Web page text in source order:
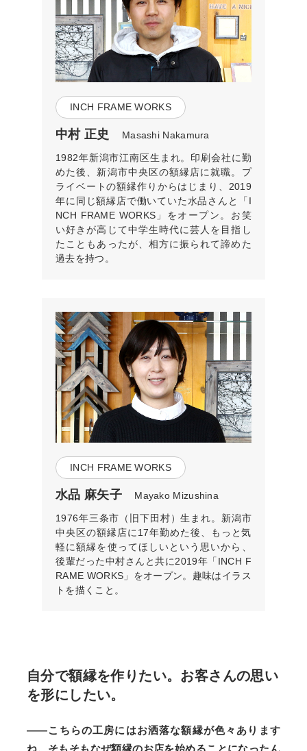
INCH FRAME WORKS
中村 正史 Masashi Nakamura
1982年新潟市江南区生まれ。印刷会社に勤
めた後、新潟市中央区の額縁店に就職。プ
ライベートの額縁作りからはじまり、2019
年に同じ額縁店で働いていた水品さんと「I
NCH FRAME WORKS」をオープン。お笑
い好きが高じて中学生時代に芸人を目指し
たこともあったが、相方に振られて諦めた
過去を持つ。
INCH FRAME WORKS
水品 麻矢子 Mayako Mizushina
1976年三条市（旧下田村）生まれ。新潟市
中央区の額縁店に17年勤めた後、もっと気
軽に額縁を使ってほしいという思いから、
後輩だった中村さんと共に2019年「INCH F
RAME WORKS」をオープン。趣味はイラス
トを描くこと。
自分で額縁を作りたい。お客さんの思い
を形にしたい。
——こちらの工房にはお洒落な額縁が色々あります
ね。そもそもなぜ額縁のお店を始めることになったん